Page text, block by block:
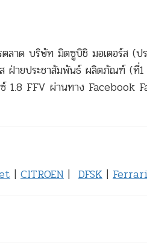
ลาด บริษัท มิตซูบิชิ มอเตอร์ส (
ฝ่ายประชาสัมพันธ์ ผลิตภัณฑ์ (ที่1
กซ์ 1.8 FFV ผ่านทาง
| CITROEN | DFSK | Ferrari